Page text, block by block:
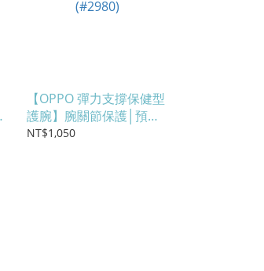
【OPPO 彈力支撐保健型
護腕】腕關節保護│預防
韌帶及肌肉扭拉傷
NT$1,050